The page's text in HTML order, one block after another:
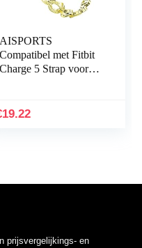
AISPORTS
Compatibel met Fitbit
Charge 5 Strap voor
Rhinestones sieraden…
19.22
prijsvergelijkings- en